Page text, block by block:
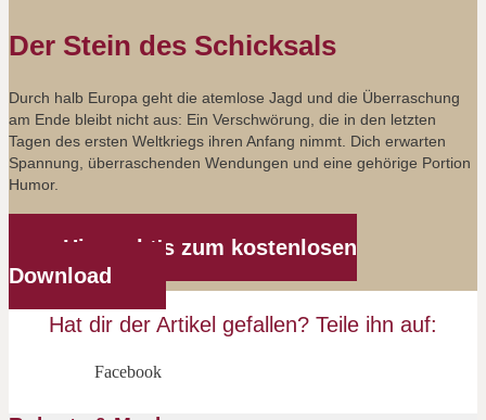
Der Stein des Schicksals
Durch halb Europa geht die atemlose Jagd und die Überraschung
am Ende bleibt nicht aus: Ein Verschwörung, die in den letzten
Tagen des ersten Weltkriegs ihren Anfang nimmt. Dich erwarten
Spannung, überraschenden Wendungen und eine gehörige Portion
Humor.
Hier geht's zum kostenlosen
Download
Hat dir der Artikel gefallen? Teile ihn auf:
Facebook